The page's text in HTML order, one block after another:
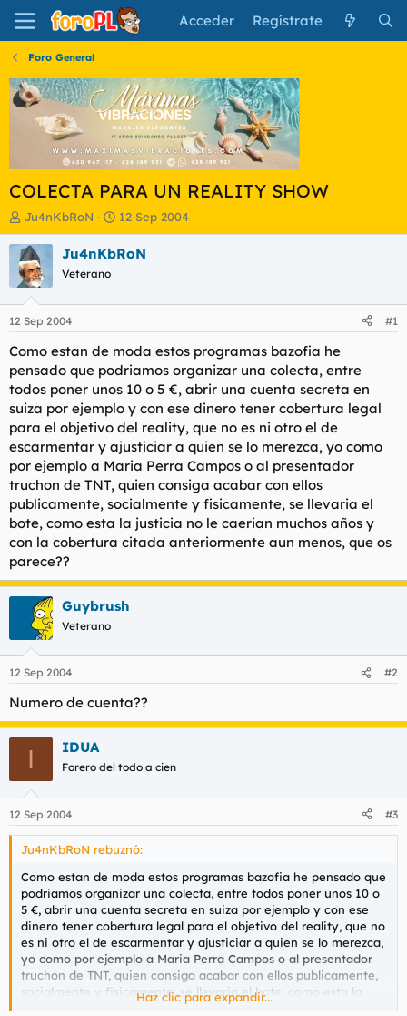
Acceder Regístrate
Foro General
COLECTA PARA UN REALITY SHOW
I
n
i
c
i
a
d
o
r
e
l
t
e
m
a
Ju4nKbRoN
F
e
c
i
n
i
c
i
o
12 Sep 2004
Ju4nKbRoN
Veterano
12 Sep 2004 #1
Como estan de moda estos programas bazofia he
pensado que podriamos organizar una colecta, entre
todos poner unos 10 o 5 €, abrir una cuenta secreta en
suiza por ejemplo y con ese dinero tener cobertura legal
para el objetivo del reality, que no es ni otro el de
escarmentar y ajusticiar a quien se lo merezca, yo como
por ejemplo a Maria Perra Campos o al presentador
truchon de TNT, quien consiga acabar con ellos
publicamente, socialmente y fisicamente, se llevaria el
bote, como esta la justicia no le caerian muchos años y
con la cobertura citada anteriormente aun menos, que os
parece??
Guybrush
Veterano
12 Sep 2004 #2
Numero de cuenta??
I IDUA
Forero del todo a cien
12 Sep 2004 #3
Ju4nKbRoN rebuznó:
Como estan de moda estos programas bazofia he pensado que
podriamos organizar una colecta, entre todos poner unos 10 o
5 €, abrir una cuenta secreta en suiza por ejemplo y con ese
dinero tener cobertura legal para el objetivo del reality, que no
es ni otro el de escarmentar y ajusticiar a quien se lo merezca,
yo como por ejemplo a Maria Perra Campos o al presentador
truchon de TNT, quien consiga acabar con ellos publicamente,
socialmente y fisicamente, se llevaria el bote, como esta la
justicia no le caerian muchos años y con la cobertura citada
Haz clic para expandir...